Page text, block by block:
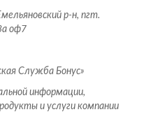
р-н, пгт.
оф7
Служба Бонус»
информации,
и услуги компании